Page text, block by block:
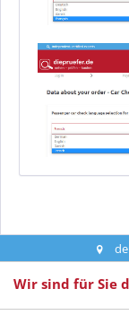
Wir sind für Sie